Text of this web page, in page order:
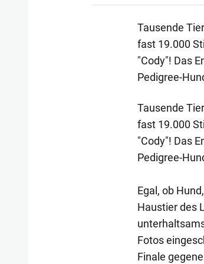
Tausende
fast 19.000
"Cody"! Das
Pedigree-
Tausende
fast 19.000
"Cody"! Das
Pedigree-
Egal, ob
Haustier des
Fotos
Finale